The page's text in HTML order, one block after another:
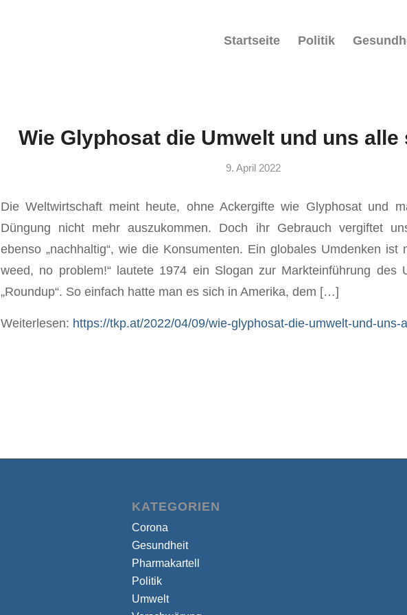
Startseite Politik
Wie Glyphosat die Umwelt und uns alle
9. April 2022
Die Weltwirtschaft meint heute, ohne Ackergifte wie Glyphosat und
Düngung nicht mehr auszukommen. Doch ihr Gebrauch vergiftet
ebenso „nachhaltig“, wie die Konsumenten. Ein globales Umdenken ist
weed, no problem!“ lautete 1974 ein Slogan zur Markteinführung des
„Roundup“. So einfach hatte man es sich in Amerika, dem […]
Weiterlesen: https://tkp.at/2022/04/09/wie-glyphosat-die-umwelt-und-uns-
KATEGORIEN
Corona
Gesundheit
Pharmakartell
Politik
Umwelt